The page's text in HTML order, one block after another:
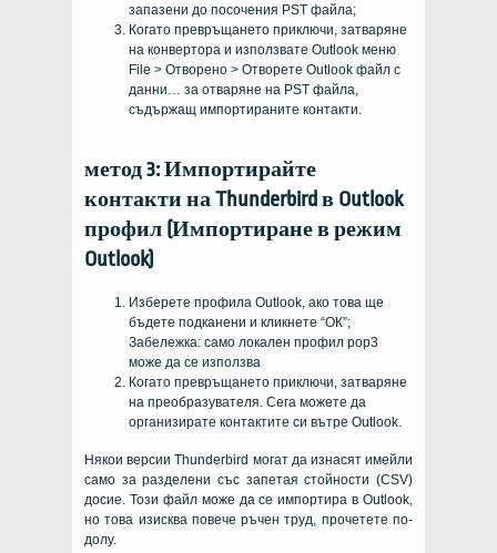
запазени до посочения PST файла;
Когато превръщането приключи, затваряне
на конвертора и използвате Outlook меню
File > Отворено > Отворете Outlook файл с
данни… за отваряне на PST файла,
съдържащ импортираните контакти.
метод 3: Импортирайте
контакти на Thunderbird в Outlook
профил (Импортиране в режим
Outlook)
Изберете профила Outlook, ако това ще
бъдете подканени и кликнете “ОК”;
Забележка: само локален профил pop3
може да се използва
Когато превръщането приключи, затваряне
на преобразувателя. Сега можете да
организирате контактите си вътре Outlook.
Някои версии Thunderbird могат да изнасят имейли
само за разделени със запетая стойности (CSV)
досие. Този файл може да се импортира в Outlook,
но това изисква повече ръчен труд, прочетете по-
долу.